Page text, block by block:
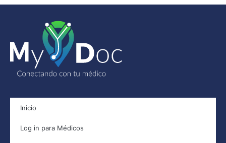
Inicio
Log in para Médicos